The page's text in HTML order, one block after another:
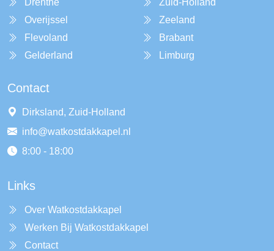
Drenthe
Overijssel
Flevoland
Gelderland
Zuid-Holland
Zeeland
Brabant
Limburg
Contact
Dirksland, Zuid-Holland
info@watkostdakkapel.nl
8:00 - 18:00
Links
Over Watkostdakkapel
Werken Bij Watkostdakkapel
Contact